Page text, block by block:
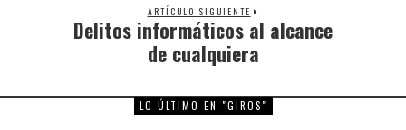
ARTÍCULO SIGUIENTE
Next
post:
Delitos informáticos al alcance
de cualquiera
LO ÚLTIMO EN "GIROS"